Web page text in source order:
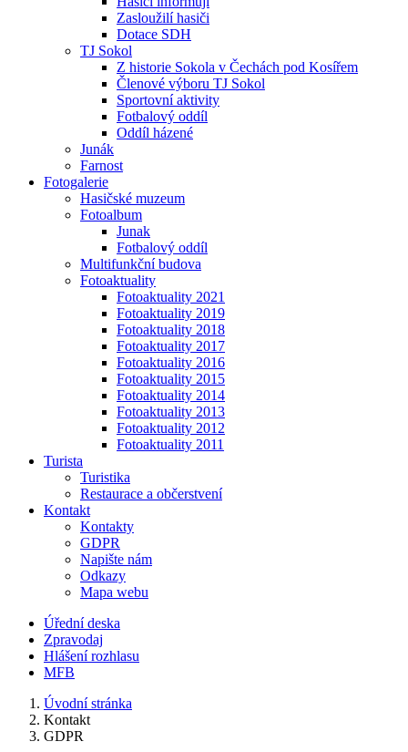
Zasloužilí hasiči
Dotace SDH
TJ Sokol
Z historie Sokola v Čechách pod Kosířem
Členové výboru TJ Sokol
Sportovní aktivity
Fotbalový oddíl
Oddíl házené
Junák
Farnost
Fotogalerie
Hasičské muzeum
Fotoalbum
Junak
Fotbalový oddíl
Multifunkční budova
Fotoaktuality
Fotoaktuality 2021
Fotoaktuality 2019
Fotoaktuality 2018
Fotoaktuality 2017
Fotoaktuality 2016
Fotoaktuality 2015
Fotoaktuality 2014
Fotoaktuality 2013
Fotoaktuality 2012
Fotoaktuality 2011
Turista
Turistika
Restaurace a občerstvení
Kontakt
Kontakty
GDPR
Napište nám
Odkazy
Mapa webu
Úřední deska
Zpravodaj
Hlášení rozhlasu
MFB
Úvodní stránka
Kontakt
GDPR